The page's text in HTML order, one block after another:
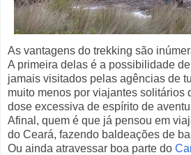
As vantagens do trekking são
A primeira delas é a possibilidade
jamais visitados pelas agências de
muito menos por viajantes solitários
dose excessiva de espírito de
Afinal, quem é que já pensou em
do Ceará, fazendo baldeações de
Ou ainda atravessar boa parte do